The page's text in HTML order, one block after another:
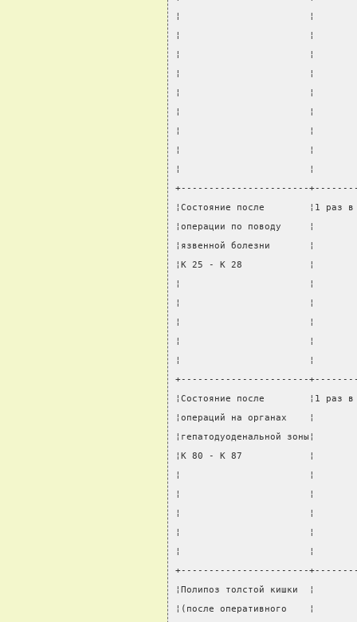
¦                       ¦
¦                       ¦
¦                       ¦
¦                       ¦
¦                       ¦
¦                       ¦
¦                       ¦
¦                       ¦
¦                       ¦
+-----------------------
¦Состояние после        ¦1 раз
¦операции по поводу     ¦
¦язвенной болезни       ¦
¦K 25 - K 28            ¦
¦                       ¦
¦                       ¦
¦                       ¦
¦                       ¦
¦                       ¦
+-----------------------
¦Состояние после        ¦1 раз
¦операций на органах    ¦
¦гепатодуоденальной
¦K 80 - K 87            ¦
¦                       ¦
¦                       ¦
¦                       ¦
¦                       ¦
¦                       ¦
+-----------------------
¦Полипоз толстой кишки  ¦
¦(после оперативного    ¦